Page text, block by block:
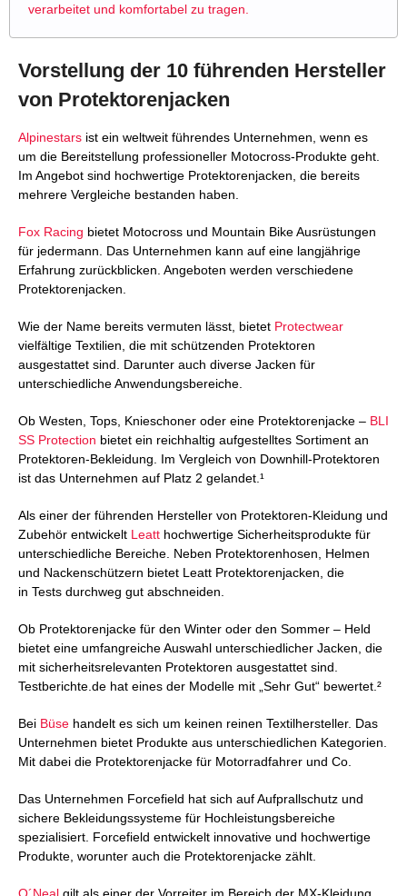
verarbeitet und komfortabel zu tragen.
Vorstellung der 10 führenden Hersteller
von Protektorenjacken
Alpinestars ist ein weltweit führendes Unternehmen, wenn es
um die Bereitstellung professioneller Motocross-Produkte geht.
Im Angebot sind hochwertige Protektorenjacken, die bereits
mehrere Vergleiche bestanden haben.
Fox Racing bietet Motocross und Mountain Bike Ausrüstungen
für jedermann. Das Unternehmen kann auf eine langjährige
Erfahrung zurückblicken. Angeboten werden verschiedene
Protektorenjacken.
Wie der Name bereits vermuten lässt, bietet Protectwear
vielfältige Textilien, die mit schützenden Protektoren
ausgestattet sind. Darunter auch diverse Jacken für
unterschiedliche Anwendungsbereiche.
Ob Westen, Tops, Knieschoner oder eine Protektorenjacke – BLI
SS Protection bietet ein reichhaltig aufgestelltes Sortiment an
Protektoren-Bekleidung. Im Vergleich von Downhill-Protektoren
ist das Unternehmen auf Platz 2 gelandet.¹
Als einer der führenden Hersteller von Protektoren-Kleidung und
Zubehör entwickelt Leatt hochwertige Sicherheitsprodukte für
unterschiedliche Bereiche. Neben Protektorenhosen, Helmen
und Nackenschützern bietet Leatt Protektorenjacken, die
in Tests durchweg gut abschneiden.
Ob Protektorenjacke für den Winter oder den Sommer – Held
bietet eine umfangreiche Auswahl unterschiedlicher Jacken, die
mit sicherheitsrelevanten Protektoren ausgestattet sind.
Testberichte.de hat eines der Modelle mit „Sehr Gut“ bewertet.²
Bei Büse handelt es sich um keinen reinen Textilhersteller. Das
Unternehmen bietet Produkte aus unterschiedlichen Kategorien.
Mit dabei die Protektorenjacke für Motorradfahrer und Co.
Das Unternehmen Forcefield hat sich auf Aufprallschutz und
sichere Bekleidungssysteme für Hochleistungsbereiche
spezialisiert. Forcefield entwickelt innovative und hochwertige
Produkte, worunter auch die Protektorenjacke zählt.